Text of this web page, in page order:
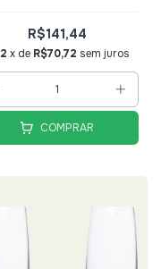
R$141,44
2 x de R$70,72 sem juros
COMPRAR